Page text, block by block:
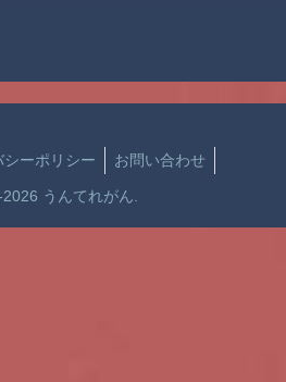
シーポリシー お問い合わせ
うんてれがん.